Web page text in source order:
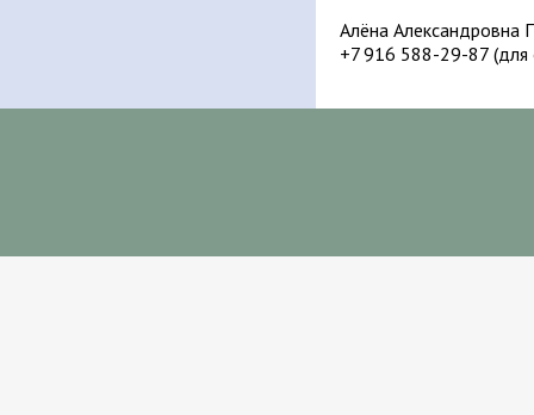
Алёна Александровна
+7 916 588-29-87 (для